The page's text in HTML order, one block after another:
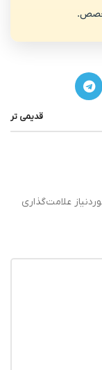
قدیمی تر
علامت‌گذاری